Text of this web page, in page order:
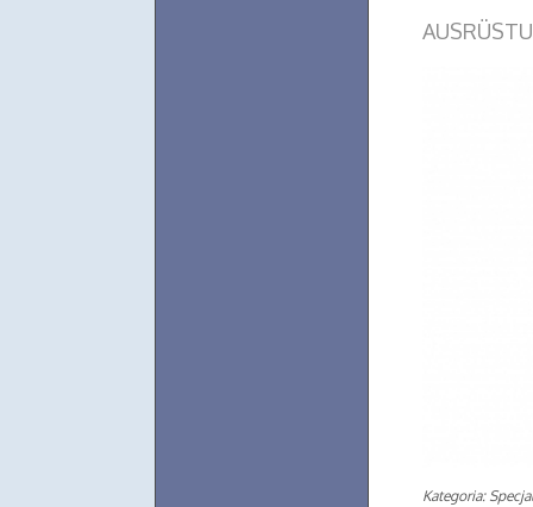
Kategoria: